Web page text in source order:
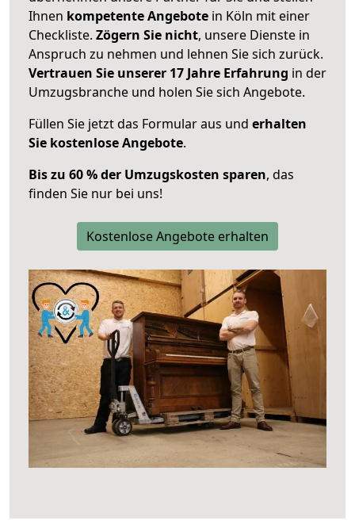
Ihnen kompetente Angebote in Köln mit einer
Checkliste. Zögern Sie nicht, unsere Dienste in
Anspruch zu nehmen und lehnen Sie sich zurück.
Vertrauen Sie unserer 17 Jahre Erfahrung in der
Umzugsbranche und holen Sie sich Angebote.
Füllen Sie jetzt das Formular aus und erhalten
Sie kostenlose Angebote.
Bis zu 60 % der Umzugskosten sparen, das
finden Sie nur bei uns!
Kostenlose Angebote erhalten